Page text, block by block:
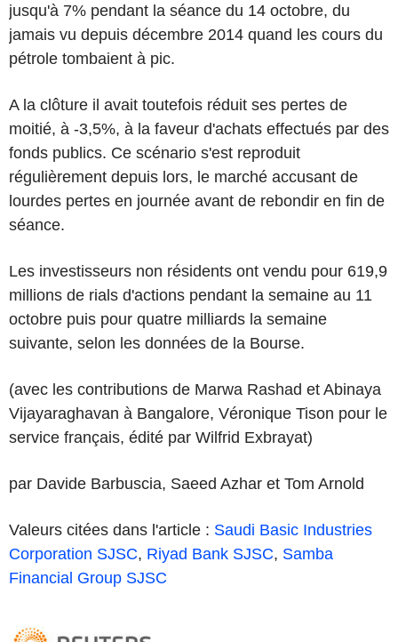
jusqu'à 7% pendant la séance du 14 octobre, du
jamais vu depuis décembre 2014 quand les cours du
pétrole tombaient à pic.
A la clôture il avait toutefois réduit ses pertes de
moitié, à -3,5%, à la faveur d'achats effectués par des
fonds publics. Ce scénario s'est reproduit
régulièrement depuis lors, le marché accusant de
lourdes pertes en journée avant de rebondir en fin de
séance.
Les investisseurs non résidents ont vendu pour 619,9
millions de rials d'actions pendant la semaine au 11
octobre puis pour quatre milliards la semaine
suivante, selon les données de la Bourse.
(avec les contributions de Marwa Rashad et Abinaya
Vijayaraghavan à Bangalore, Véronique Tison pour le
service français, édité par Wilfrid Exbrayat)
par Davide Barbuscia, Saeed Azhar et Tom Arnold
Valeurs citées dans l'article : Saudi Basic Industries
Corporation SJSC, Riyad Bank SJSC, Samba
Financial Group SJSC